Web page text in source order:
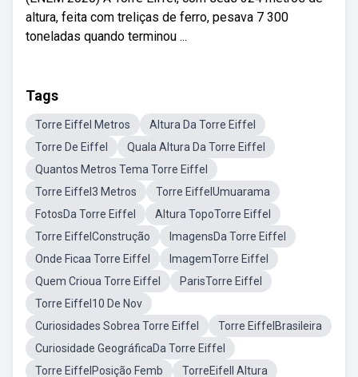
altura, feita com treliças de ferro, pesava 7 300
toneladas quando terminou ...
Tags
Torre Eiffel Metros
Altura Da Torre Eiffel
Torre De Eiffel
Quala Altura Da Torre Eiffel
Quantos Metros Tema Torre Eiffel
Torre Eiffel3 Metros
Torre EiffelUmuarama
FotosDa Torre Eiffel
Altura TopoTorre Eiffel
Torre EiffelConstrução
ImagensDa Torre Eiffel
Onde Ficaa Torre Eiffel
ImagemTorre Eiffel
Quem Crioua Torre Eiffel
ParisTorre Eiffel
Torre Eiffel10 De Nov
Curiosidades Sobrea Torre Eiffel
Torre EiffelBrasileira
Curiosidade GeográficaDa Torre Eiffel
Torre EiffelPosição Femb
TorreEifell Altura